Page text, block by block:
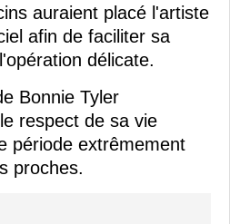
auraient placé l'artiste
afin de faciliter sa
délicate.
Bonnie Tyler
respect de sa vie
période extrêmement
proches.